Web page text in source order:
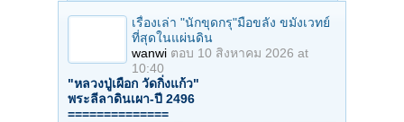
เรื่องเล่า "นักขุดกรุ"มือขลัง ขมังเวทย์
ที่สุดในแผ่นดิน
wanwi ตอบ 10 สิงหาคม 2026 at
10:40
"หลวงปู่เผือก วัดกิ่งแก้ว"
พระลีลาดินเผา-ปี 2496
==============